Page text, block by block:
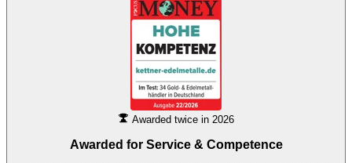
Awarded twice in 2026
Awarded for Service & Competence